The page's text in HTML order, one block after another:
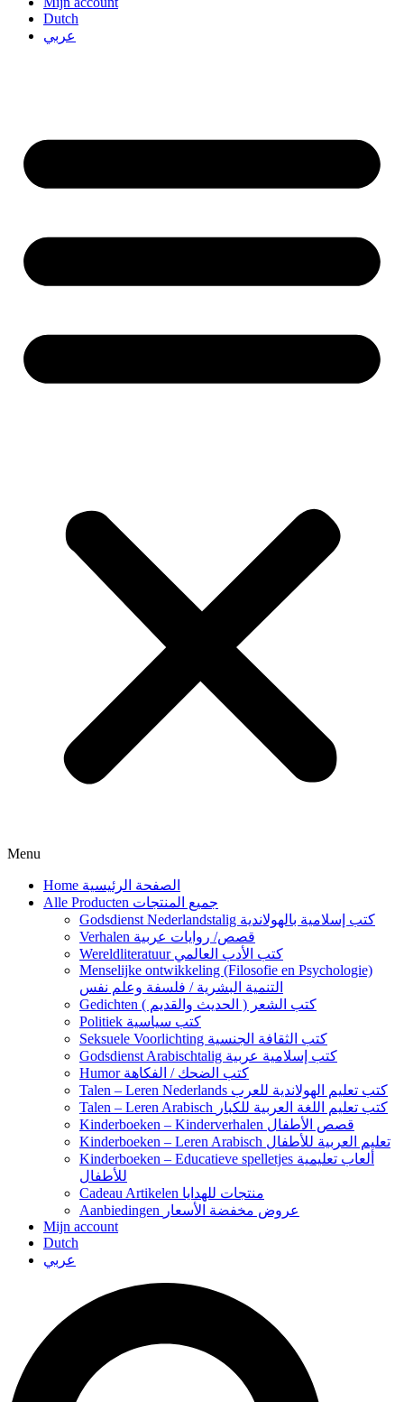
Dutch
عربي
Menu
Home الصفحة الرئيسية
Alle Producten جميع المنتجات
Godsdienst Nederlandstalig كتب إسلامية بالهولاندية
Verhalen قصص/ روايات عربية
Wereldliteratuur كتب الأدب العالمي
Menselijke ontwikkeling (Filosofie en Psychologie)
التنمية البشرية / فلسفة وعلم نفس
Gedichten كتب الشعر ( الحديث والقديم )
Politiek كتب سياسية
Seksuele Voorlichting كتب الثقافة الجنسية
Godsdienst Arabischtalig كتب إسلامية عربية
Humor كتب الضحك / الفكاهة
Talen – Leren Nederlands كتب تعليم الهولاندية للعرب
Talen – Leren Arabisch كتب تعليم اللغة العربية للكبار
Kinderboeken – Kinderverhalen قصص الأطفال
Kinderboeken – Leren Arabisch تعليم العربية للأطفال
Kinderboeken – Educatieve spelletjes ألعاب تعليمية
للأطفال
Cadeau Artikelen منتجات للهدايا
Aanbiedingen عروض مخفضة الأسعار
Mijn account
Dutch
عربي